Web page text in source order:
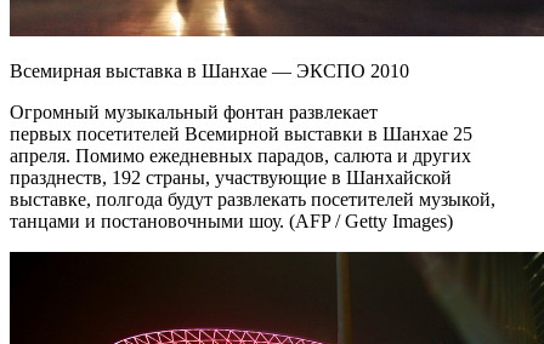
Всемирная выставка в Шанхае — ЭКСПО 2010
Огромный музыкальный фонтан развлекает
первых посетителей Всемирной выставки в Шанхае 25
апреля. Помимо ежедневных парадов, салюта и других
празднеств, 192 страны, участвующие в Шанхайской
выставке, полгода будут развлекать посетителей музыкой,
танцами и постановочными шоу. (AFP / Getty Images)